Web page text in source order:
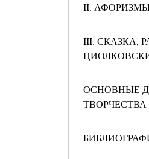
II.
III. СКАЗКА,
ОСНОВНЫЕ